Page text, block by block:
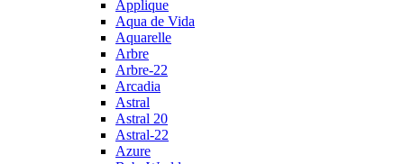
Applique
Aqua de Vida
Aquarelle
Arbre
Arbre-22
Arcadia
Astral
Astral 20
Astral-22
Azure